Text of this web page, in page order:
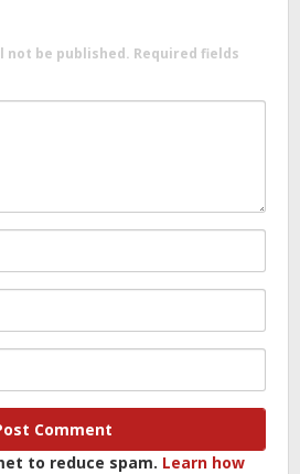
not be published. Required fields
to reduce spam. Learn how